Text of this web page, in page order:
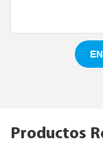
Productos